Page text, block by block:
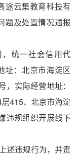
途云集教育科技有
题及处置情况通报
统一社会信用代
址：北京市海淀区
实际经营地址：
415、北京市海淀
违规组织开展线下
述违规行为，并责